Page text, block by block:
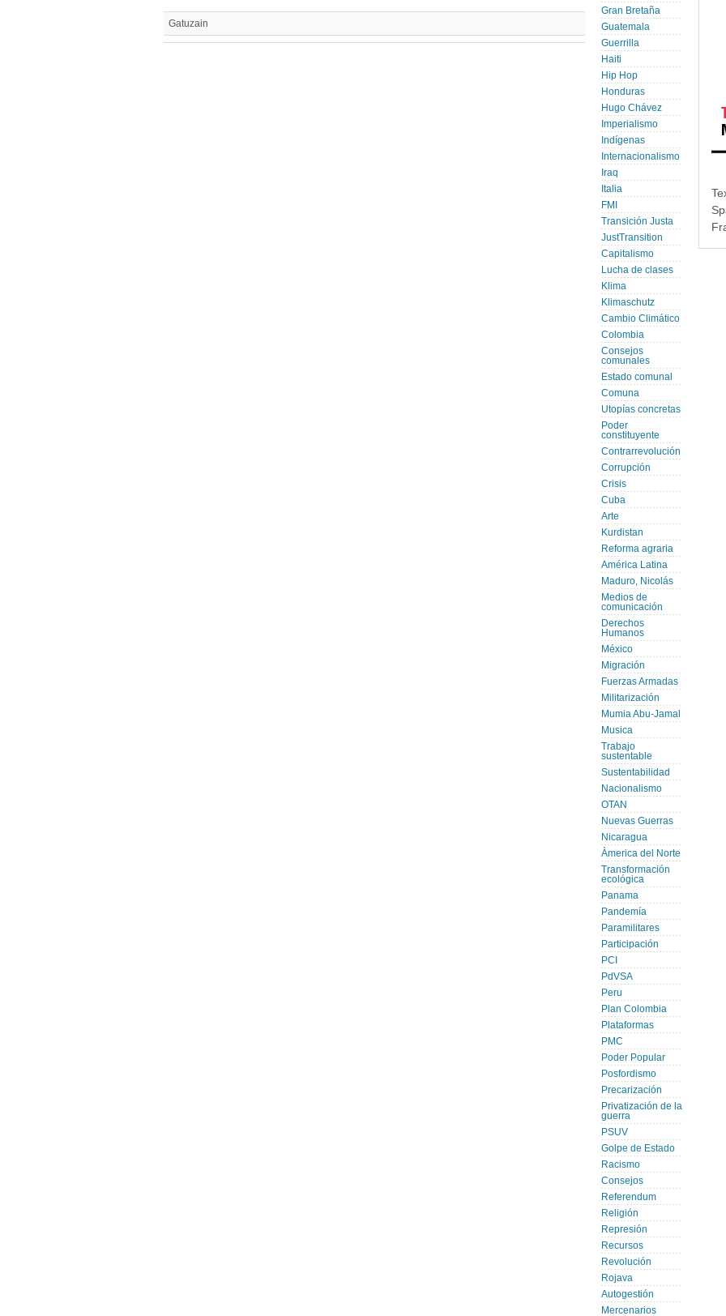
Gatuzain
Gran Bretaña
Guatemala
Guerrilla
Haiti
Hip Hop
Honduras
Hugo Chávez
Imperialismo
Indígenas
Internacionalismo
Iraq
Italia
FMI
Transición Justa
JustTransition
Capitalismo
Lucha de clases
Klima
Klimaschutz
Cambio Climático
Colombia
Consejos
comunales
Estado comunal
Comuna
Utopías concretas
Poder
constituyente
Contrarrevolución
Corrupción
Crisis
Cuba
Arte
Kurdistan
Reforma agraria
América Latina
Maduro, Nicolás
Medios de
comunicación
Derechos
Humanos
México
Migración
Fuerzas Armadas
Militarización
Mumia Abu-Jamal
Musica
Trabajo
sustentable
Sustentabilidad
Nacionalismo
OTAN
Nuevas Guerras
Nicaragua
Àmerica del Norte
Transformación
ecológica
Panama
Pandemía
Paramilitares
Participación
PCI
PdVSA
Peru
Plan Colombia
Plataformas
PMC
Poder Popular
Posfordismo
Precarización
Privatización de la
guerra
PSUV
Golpe de Estado
Racismo
Consejos
Referendum
Religión
Represión
Recursos
Revolución
Rojava
Autogestión
Mercenarios